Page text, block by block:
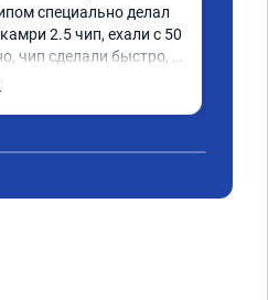
специально делал
2.5 чип, ехали с 50
чип сделали быстро,
камри